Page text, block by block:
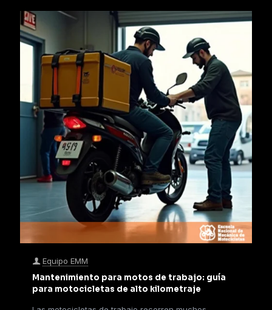
Equipo EMM
Mantenimiento para motos de trabajo: guía
para motocicletas de alto kilometraje